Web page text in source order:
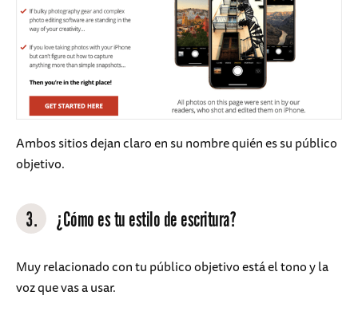
Ambos sitios dejan claro en su nombre quién es su público
objetivo.
3. ¿Cómo es tu estilo de escritura?
Muy relacionado con tu público objetivo está el tono y la
voz que vas a usar.